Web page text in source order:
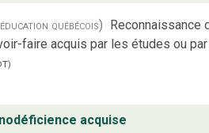
québécois) Reconnaissance
faire acquis par les études ou par
)
acquise